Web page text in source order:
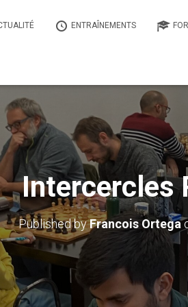
ENTRAÎNEMENTS
Intercercles
Published byFrancois Ortega